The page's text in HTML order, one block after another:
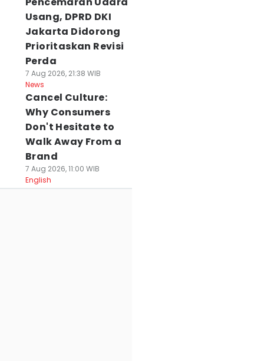
Usang, DPRD DKI
Jakarta Didorong
Prioritaskan Revisi
Perda
7 Aug 2026, 21:38 WIB
News
Cancel Culture:
Why Consumers
Don't Hesitate to
Walk Away From a
Brand
7 Aug 2026, 11:00 WIB
English